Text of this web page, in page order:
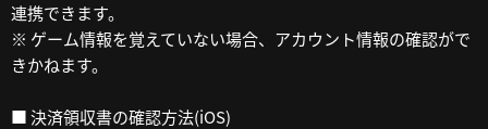
連携できます。
※ ゲーム情報を覚えていない場合、アカウント情報の確認がで
きかねます。
■ 決済領収書の確認方法(iOS)